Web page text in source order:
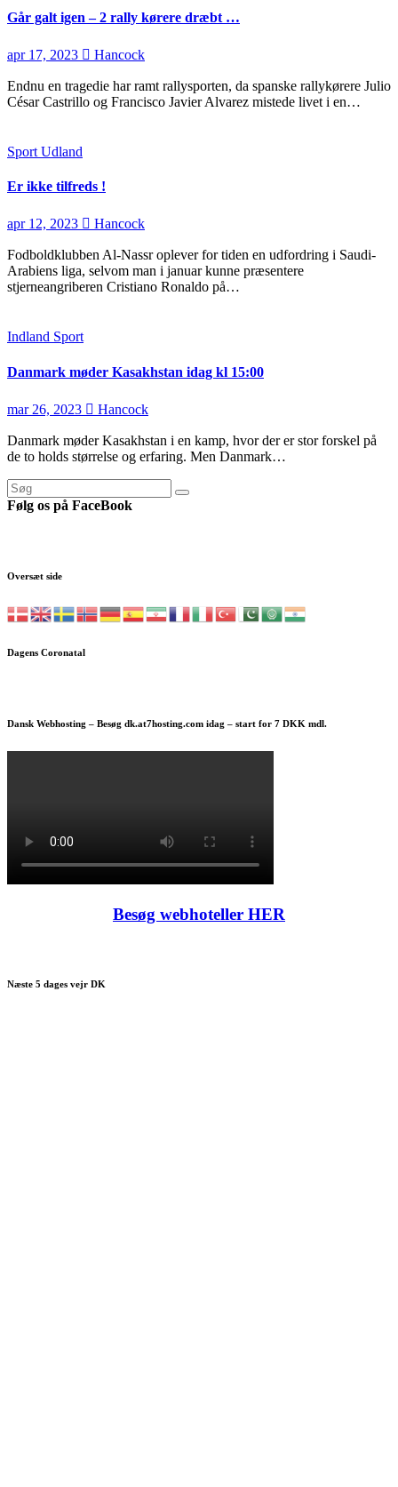
Går galt igen – 2 rally kørere dræbt …
apr 17, 2023 Hancock
Endnu en tragedie har ramt rallysporten, da spanske rallykørere Julio
César Castrillo og Francisco Javier Alvarez mistede livet i en…
Sport Udland
Er ikke tilfreds !
apr 12, 2023 Hancock
Fodboldklubben Al-Nassr oplever for tiden en udfordring i Saudi-
Arabiens liga, selvom man i januar kunne præsentere
stjerneangriberen Cristiano Ronaldo på…
Indland Sport
Danmark møder Kasakhstan idag kl 15:00
mar 26, 2023 Hancock
Danmark møder Kasakhstan i en kamp, hvor der er stor forskel på
de to holds størrelse og erfaring. Men Danmark…
Følg os på FaceBook
Oversæt side
Dagens Coronatal
Dansk Webhosting – Besøg dk.at7hosting.com idag – start for 7 DKK mdl.
Besøg webhoteller HER
Næste 5 dages vejr DK